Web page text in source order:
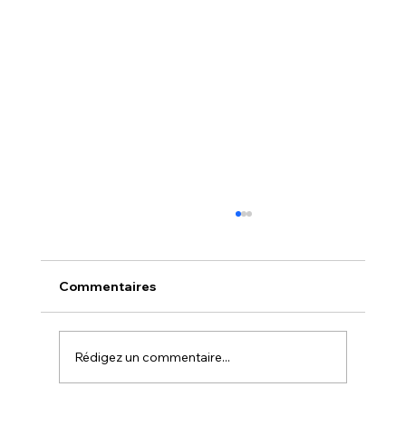
Vous souhaitez attirer davantage de clients,
avec Google Ads ? Ne vous inquiétez pas,
vous n'êtes pas seul. Beaucoup
Commentaires
Rédigez un commentaire...